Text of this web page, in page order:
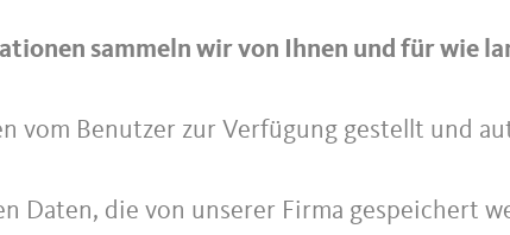
sammeln wir von Ihnen und für wie
vom Benutzer zur Verfügung gestellt und
Daten, die von unserer Firma gespeichert